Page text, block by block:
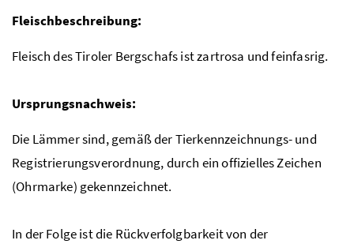
Fleischbeschreibung:
Fleisch des Tiroler Bergschafs ist zartrosa und feinfasrig.
Ursprungsnachweis:
Die Lämmer sind, gemäß der Tierkennzeichnungs- und
Registrierungsverordnung, durch ein offizielles Zeichen
(Ohrmarke) gekennzeichnet.
In der Folge ist die Rückverfolgbarkeit von der